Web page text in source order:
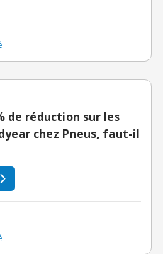
de réduction sur les
chez Pneus, faut-il